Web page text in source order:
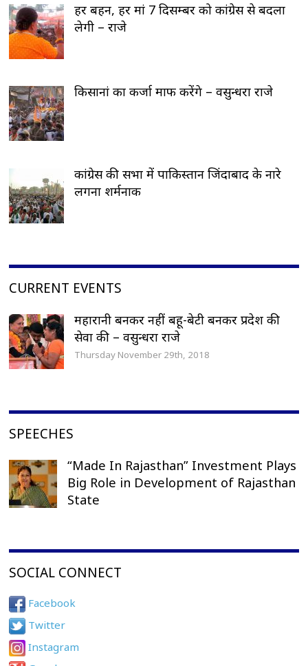
हर बहन, हर मां 7 दिसम्बर को कांग्रेस से बदला
लेगी – राजे
किसानां का कर्जा माफ करेंगे – वसुन्धरा राजे
कांग्रेस की सभा में पाकिस्तान जिंदाबाद के नारे
लगना शर्मनाक
CURRENT EVENTS
महारानी बनकर नहीं बहू-बेटी बनकर प्रदेश की
सेवा की – वसुन्धरा राजे
Thursday November 29th, 2018
SPEECHES
“Made In Rajasthan” Investment Plays
Big Role in Development of Rajasthan
State
SOCIAL CONNECT
Facebook
Twitter
Instagram